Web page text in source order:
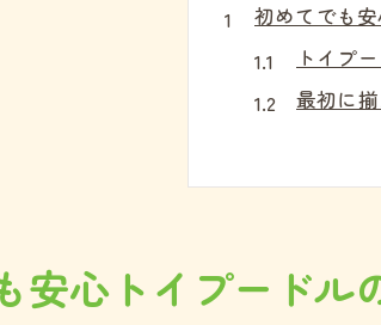
初めてでも
トイプ
最初に
優しい
トイプ
ふわふわ感
トイプ
安心トイプードル